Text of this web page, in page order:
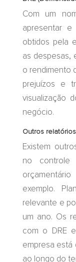
Com um
apresentar e
obtidos pela
as despesas,
o rendimento
prejuízos e
visualização
negócio.
Outros relatórios
Existem
no controle
exemplo.
relevante e
um ano. Os
com o DRE
empresa está
ao longo do